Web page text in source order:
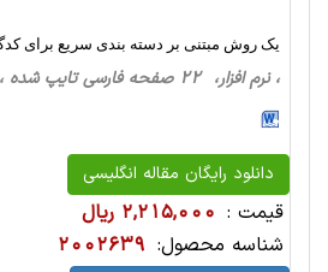
یک روش مبتنی بر دسته بندی سریع برای
، نرم افزار، 22 صفحه فارسی تایپ شده ، 2 مگا بایت WORD
دانلود رایگان مقاله انگلیسی
قیمت : 2,215,000 ریال
شناسه محصول: 2002639